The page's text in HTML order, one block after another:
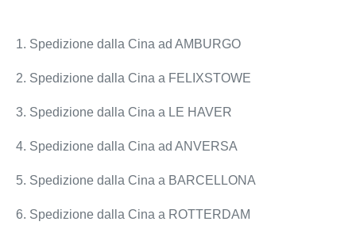
1. Spedizione dalla Cina ad AMBURGO
2. Spedizione dalla Cina a FELIXSTOWE
3. Spedizione dalla Cina a LE HAVER
4. Spedizione dalla Cina ad ANVERSA
5. Spedizione dalla Cina a BARCELLONA
6. Spedizione dalla Cina a ROTTERDAM